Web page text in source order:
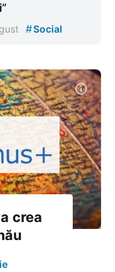
#Social
crea